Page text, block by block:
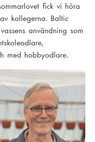
fick vi höra
kollegerna. Baltic
användning som
med hobbyodlare.